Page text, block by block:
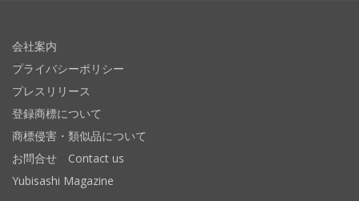
会社案内
プライバシーポリシー
プレスリリース
登録商標について
商標侵害・類似品について
お問合せ Contact us
Yubisashi Magazine